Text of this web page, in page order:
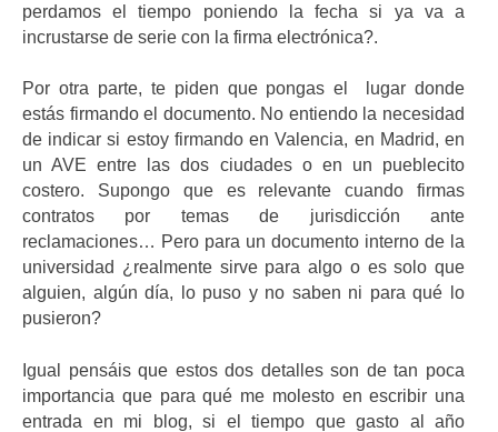
perdamos el tiempo poniendo la fecha si ya va a
incrustarse de serie con la firma electrónica?.
Por otra parte, te piden que pongas el lugar donde
estás firmando el documento. No entiendo la necesidad
de indicar si estoy firmando en Valencia, en Madrid, en
un AVE entre las dos ciudades o en un pueblecito
costero. Supongo que es relevante cuando firmas
contratos por temas de jurisdicción ante
reclamaciones… Pero para un documento interno de la
universidad ¿realmente sirve para algo o es solo que
alguien, algún día, lo puso y no saben ni para qué lo
pusieron?
Igual pensáis que estos dos detalles son de tan poca
importancia que para qué me molesto en escribir una
entrada en mi blog, si el tiempo que gasto al año